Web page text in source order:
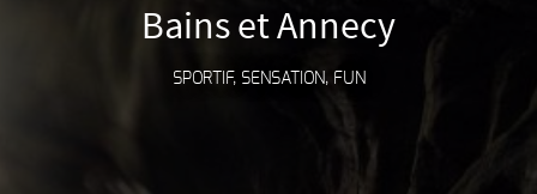
Bains et Annecy
SPORTIF, SENSATION, FUN